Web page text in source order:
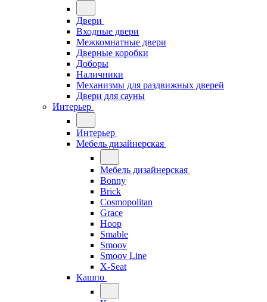
Двери
Входные двери
Межкомнатные двери
Дверные коробки
Доборы
Наличники
Механизмы для раздвижных дверей
Двери для сауны
Интерьер
Интерьер
Мебель дизайнерская
Мебель дизайнерская
Bonny
Brick
Cosmopolitan
Grace
Hoop
Smable
Smoov
Smoov Line
X-Seat
Кашпо